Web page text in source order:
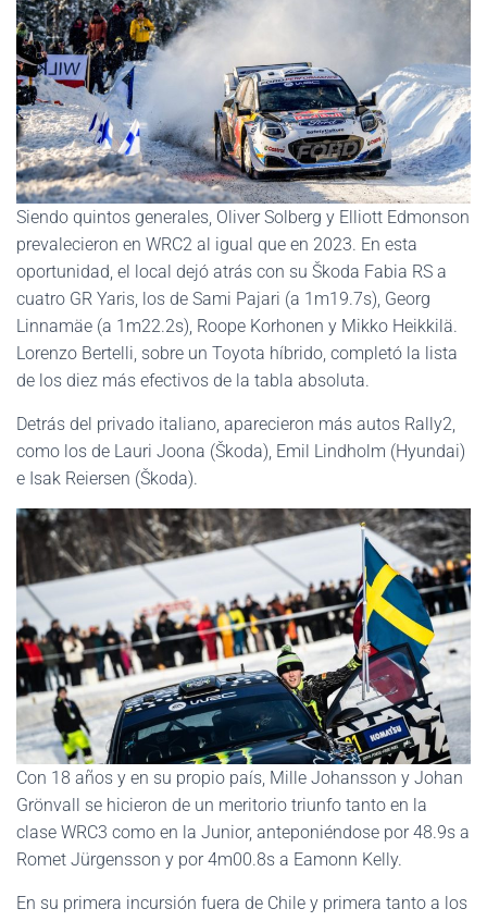
Siendo quintos generales, Oliver Solberg y Elliott Edmonson
prevalecieron en WRC2 al igual que en 2023. En esta
oportunidad, el local dejó atrás con su Škoda Fabia RS a
cuatro GR Yaris, los de Sami Pajari (a 1m19.7s), Georg
Linnamäe (a 1m22.2s), Roope Korhonen y Mikko Heikkilä.
Lorenzo Bertelli, sobre un Toyota híbrido, completó la lista
de los diez más efectivos de la tabla absoluta.
Detrás del privado italiano, aparecieron más autos Rally2,
como los de Lauri Joona (Škoda), Emil Lindholm (Hyundai)
e Isak Reiersen (Škoda).
Con 18 años y en su propio país, Mille Johansson y Johan
Grönvall se hicieron de un meritorio triunfo tanto en la
clase WRC3 como en la Junior, anteponiéndose por 48.9s a
Romet Jürgensson y por 4m00.8s a Eamonn Kelly.
En su primera incursión fuera de Chile y primera tanto a los